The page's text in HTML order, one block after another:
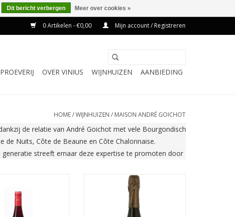
0 Artikelen - €0,00 Mijn account / Registreren
OVER VINIUS WIJNHUIZEN AANBIEDING
HOME/WIJNHUIZEN / MAISON ANDRÉ GOICHOT
de relatie van André Goichot met vele Bourgondische wijnbouwers.
Nuits, Côte de Beaune en Côte Chalonnaise.
streeft ernaar deze expertise te promoten door zijn stijl door
en cassis. In de
heeft het afgeronde
Deze Crémant de Bourgogne
Brut wordt gemaakt van
Chardonnay, Pinot Noir, Gamay
èn Aligoté. De druiven worden
Dit bericht verbergen Meer over cookies »